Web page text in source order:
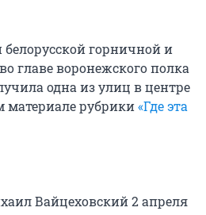
горничной и
главе воронежского полка
одна из улиц в центре
материале рубрики«Где эта
Вайцеховский 2 апреля